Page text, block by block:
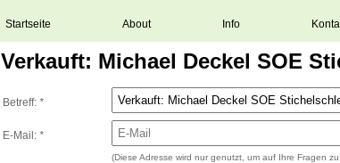
Startseite About Info
Verkauft: Michael Deckel SOE
Betreff: *
E-Mail: *
(Diese Adresse wird nur genutzt, um auf Ihre Fragen